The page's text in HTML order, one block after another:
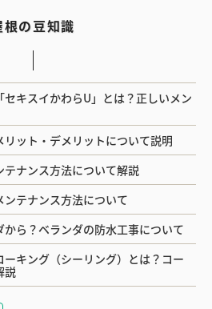
根の豆知識
キスイかわらU」とは？正しいメン
ット・デメリットについて説明
ナンス方法について解説
テナンス方法について
ら？ベランダの防水工事について
キング（シーリング）とは？コー
説